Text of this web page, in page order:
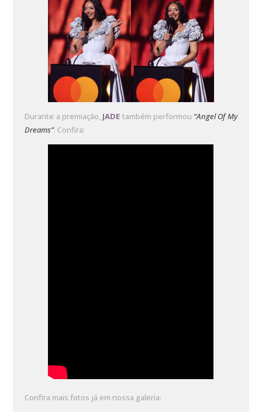
Durante a premiação, JADE também performou “Angel Of My
Dreams”. Confira:
Confira mais fotos já em nossa galeria: